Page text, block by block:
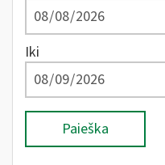
Iki
Paieška